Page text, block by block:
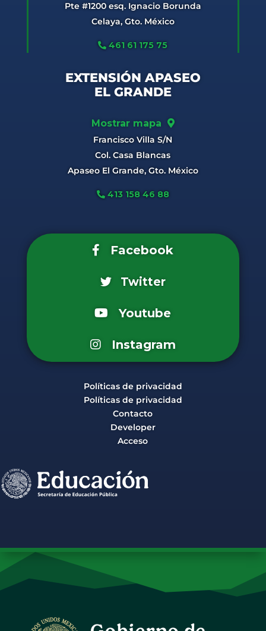
Pte #1200 esq. Ignacio Borunda
Celaya, Gto. México
461 61 175 75
EXTENSIÓN APASEO
EL GRANDE
Mostrar mapa
Francisco Villa S/N
Col. Casa Blancas
Apaseo El Grande, Gto. México
413 158 46 88
Facebook
Twitter
Youtube
Instagram
Políticas de privacidad
Políticas de privacidad
Contacto
Developer
Acceso